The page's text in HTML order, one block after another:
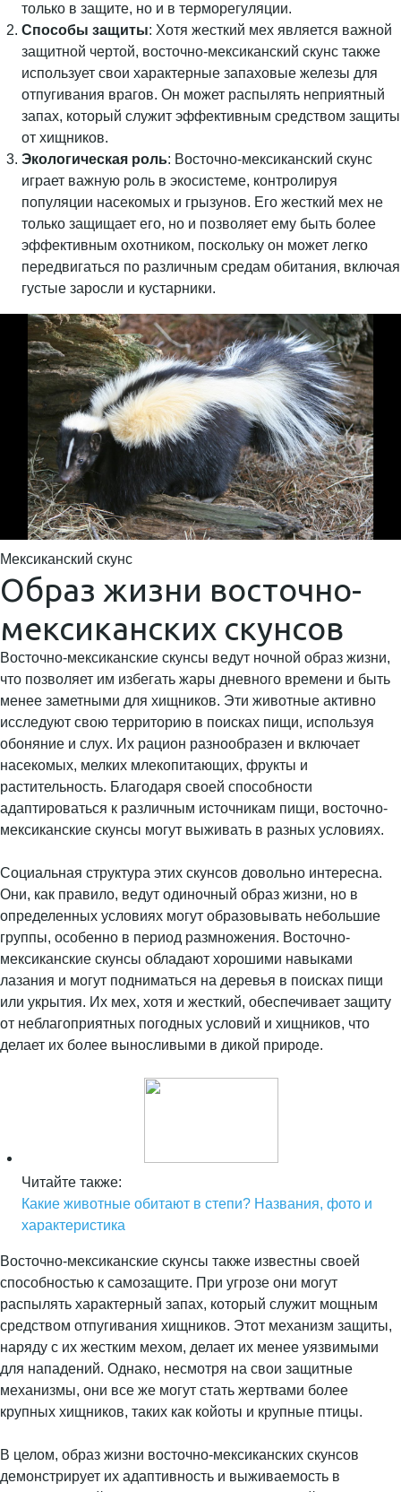
только в защите, но и в терморегуляции.
Способы защиты: Хотя жесткий мех является важной
защитной чертой, восточно-мексиканский скунс также
использует свои характерные запаховые железы для
отпугивания врагов. Он может распылять неприятный
запах, который служит эффективным средством защиты
от хищников.
Экологическая роль: Восточно-мексиканский скунс
играет важную роль в экосистеме, контролируя
популяции насекомых и грызунов. Его жесткий мех не
только защищает его, но и позволяет ему быть более
эффективным охотником, поскольку он может легко
передвигаться по различным средам обитания, включая
густые заросли и кустарники.
Мексиканский скунс
Образ жизни восточно-
мексиканских скунсов
Восточно-мексиканские скунсы ведут ночной образ жизни,
что позволяет им избегать жары дневного времени и быть
менее заметными для хищников. Эти животные активно
исследуют свою территорию в поисках пищи, используя
обоняние и слух. Их рацион разнообразен и включает
насекомых, мелких млекопитающих, фрукты и
растительность. Благодаря своей способности
адаптироваться к различным источникам пищи, восточно-
мексиканские скунсы могут выживать в разных условиях.
Социальная структура этих скунсов довольно интересна.
Они, как правило, ведут одиночный образ жизни, но в
определенных условиях могут образовывать небольшие
группы, особенно в период размножения. Восточно-
мексиканские скунсы обладают хорошими навыками
лазания и могут подниматься на деревья в поисках пищи
или укрытия. Их мех, хотя и жесткий, обеспечивает защиту
от неблагоприятных погодных условий и хищников, что
делает их более выносливыми в дикой природе.
Читайте также:
Какие животные обитают в степи? Названия, фото и
характеристика
Восточно-мексиканские скунсы также известны своей
способностью к самозащите. При угрозе они могут
распылять характерный запах, который служит мощным
средством отпугивания хищников. Этот механизм защиты,
наряду с их жестким мехом, делает их менее уязвимыми
для нападений. Однако, несмотря на свои защитные
механизмы, они все же могут стать жертвами более
крупных хищников, таких как койоты и крупные птицы.
В целом, образ жизни восточно-мексиканских скунсов
демонстрирует их адаптивность и выживаемость в